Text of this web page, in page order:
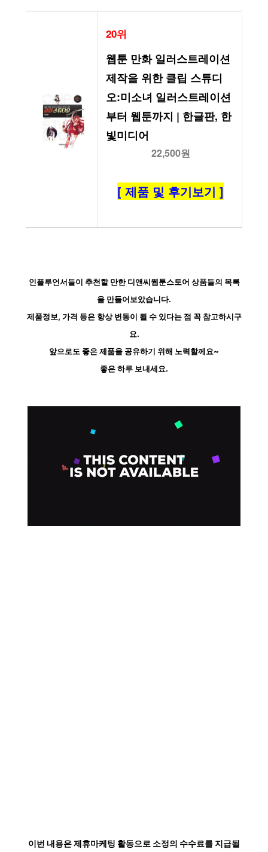
20위
웹툰 만화 일러스트레이션
제작을 위한 클립 스튜디
오:미소녀 일러스트레이션
부터 웹툰까지 | 한글판, 한
빛미디어
22,500원
[ 제품 및 후기보기 ]
인플루언서들이 추천할 만한 디앤씨웹툰스토어 상품들의 목록
을 만들어보았습니다.
제품정보, 가격 등은 항상 변동이 될 수 있다는 점 꼭 참고하시구
요.
앞으로도 좋은 제품을 공유하기 위해 노력할께요~
좋은 하루 보내세요.
이번 내용은 제휴마케팅 활동으로 소정의 수수료를 지급될